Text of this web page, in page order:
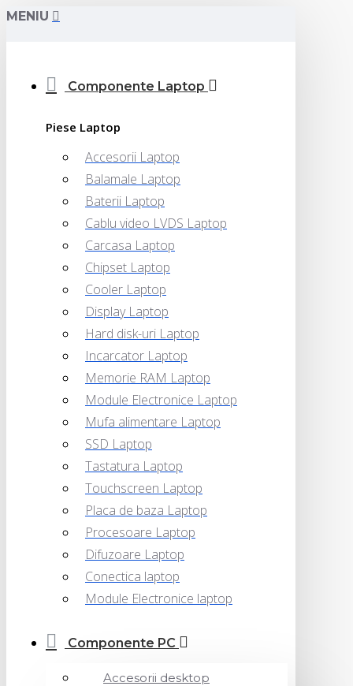
MENIU
Componente Laptop
Piese Laptop
Accesorii Laptop
Balamale Laptop
Baterii Laptop
Cablu video LVDS Laptop
Carcasa Laptop
Chipset Laptop
Cooler Laptop
Display Laptop
Hard disk-uri Laptop
Incarcator Laptop
Memorie RAM Laptop
Module Electronice Laptop
Mufa alimentare Laptop
SSD Laptop
Tastatura Laptop
Touchscreen Laptop
Placa de baza Laptop
Procesoare Laptop
Difuzoare Laptop
Conectica laptop
Module Electronice laptop
Componente PC
Accesorii desktop